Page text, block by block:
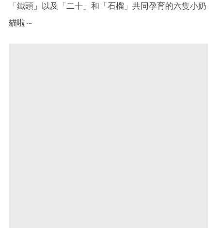
「鐵頭」以及「二十」和「石榴」共同孕育的六隻小奶
貓啦～